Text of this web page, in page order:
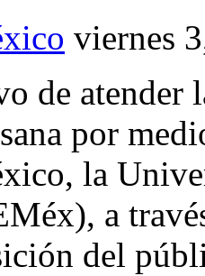
viernes
de atender
por
la
a
del